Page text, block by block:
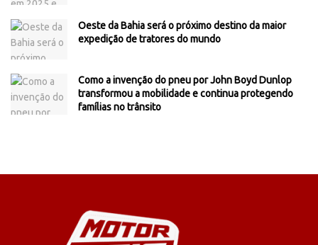
Oeste da Bahia será o próximo destino da maior
expedição de tratores do mundo
Como a invenção do pneu por John Boyd Dunlop
transformou a mobilidade e continua protegendo
famílias no trânsito